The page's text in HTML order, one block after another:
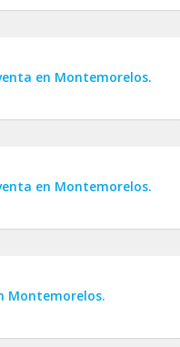
en Montemorelos.
en Montemorelos.
Montemorelos.